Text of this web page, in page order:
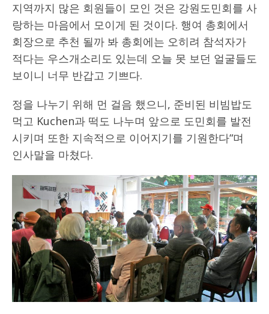
지역까지 많은 회원들이 모인 것은 강원도민회를 사
랑하는 마음에서 모이게 된 것이다. 행여 총회에서
회장으로 추천 될까 봐 총회에는 오히려 참석자가
적다는 우스개소리도 있는데 오늘 못 보던 얼굴들도
보이니 너무 반갑고 기쁘다.
정을 나누기 위해 먼 걸음 했으니, 준비된 비빔밥도
먹고 Kuchen과 떡도 나누며 앞으로 도민회를 발전
시키며 또한 지속적으로 이어지기를 기원한다“며
인사말을 마쳤다.